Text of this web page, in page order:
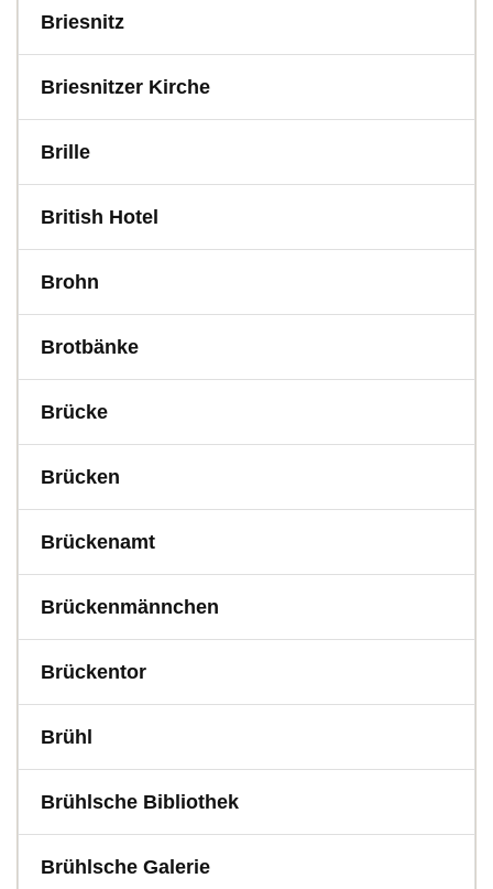
Briesnitz
Briesnitzer Kirche
Brille
British Hotel
Brohn
Brotbänke
Brücke
Brücken
Brückenamt
Brückenmännchen
Brückentor
Brühl
Brühlsche Bibliothek
Brühlsche Galerie